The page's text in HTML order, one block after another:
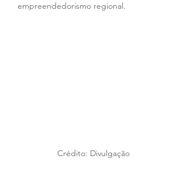
empreendedorismo regional.
Crédito: Divulgação